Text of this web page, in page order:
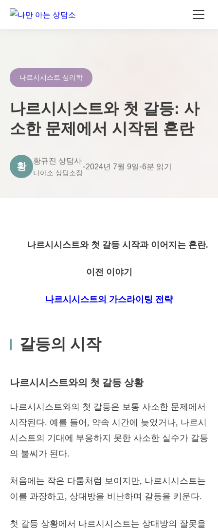
나르시시스트 심리학
나르시시스트와 첫 갈등: 사
소한 문제에서 시작된 혼란
황
황규진 상담사
나아소 상담소장
•2024년 7월 9일•6분 읽기
나르시시스트와 첫 갈등 시작과 이어지는 혼란.
이전 이야기
나르시시스트의 가스라이팅 전략
갈등의 시작
나르시시스트와의 첫 갈등 상황
나르시시스트와의 첫 갈등은 보통 사소한 문제에서
시작된다. 예를 들어, 약속 시간에 늦었거나, 나르시
시스트의 기대에 부응하지 못한 사소한 실수가 갈등
의 불씨가 된다.
처음에는 작은 다툼처럼 보이지만, 나르시시스트는
이를 과장하고, 상대방을 비난하며 갈등을 키운다.
첫 갈등 상황에서 나르시시스트는 상대방의 잘못을